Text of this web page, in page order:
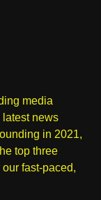
media
news
in 2021,
top three
fast-paced,